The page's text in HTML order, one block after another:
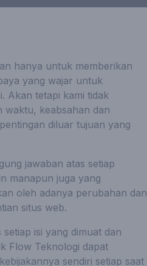
hanya untuk memberikan
yang wajar untuk
Akan tetapi kami tidak
waktu, keabsahan dan
diluar tujuan yang
jawaban atas setiap
manapun juga yang
oleh adanya perubahan dan
situs web.
isi yang dimuat dan
Flow Teknologi dapat
sendiri setiap saat